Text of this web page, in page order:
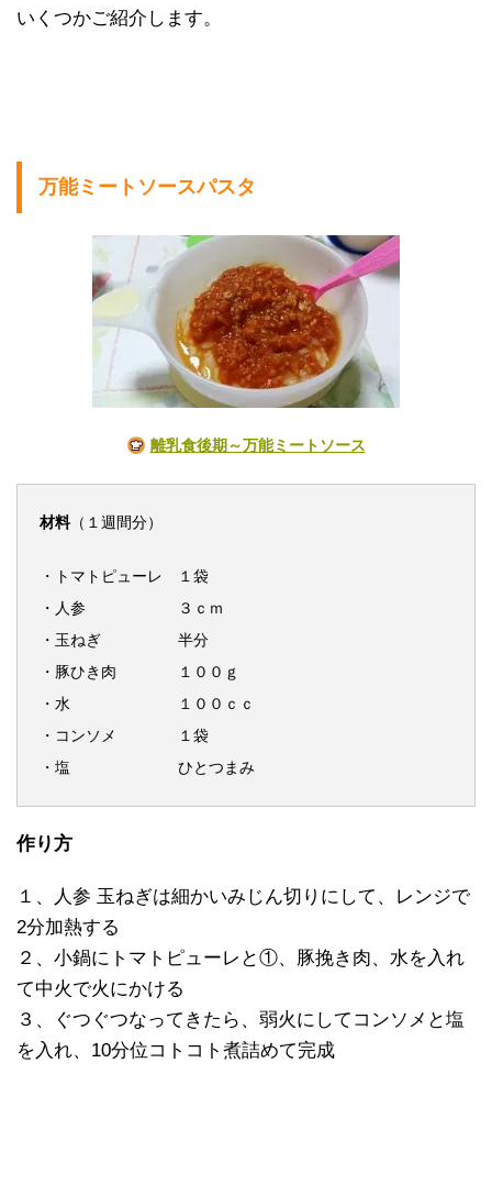
いくつかご紹介します。
万能ミートソースパスタ
離乳食後期～万能ミートソース
材料（１週間分）
・トマトピューレ １袋
・人参 ３ｃｍ
・玉ねぎ 半分
・豚ひき肉 １００ｇ
・水 １００ｃｃ
・コンソメ １袋
・塩 ひとつまみ
作り方
１、人参 玉ねぎは細かいみじん切りにして、レンジで
2分加熱する
２、小鍋にトマトピューレと①、豚挽き肉、水を入れ
て中火で火にかける
３、ぐつぐつなってきたら、弱火にしてコンソメと塩
を入れ、10分位コトコト煮詰めて完成